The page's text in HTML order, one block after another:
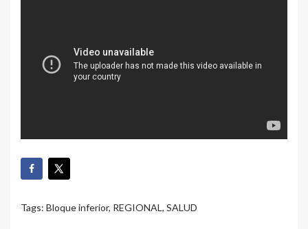
Tags: Bloque inferior, REGIONAL, SALUD